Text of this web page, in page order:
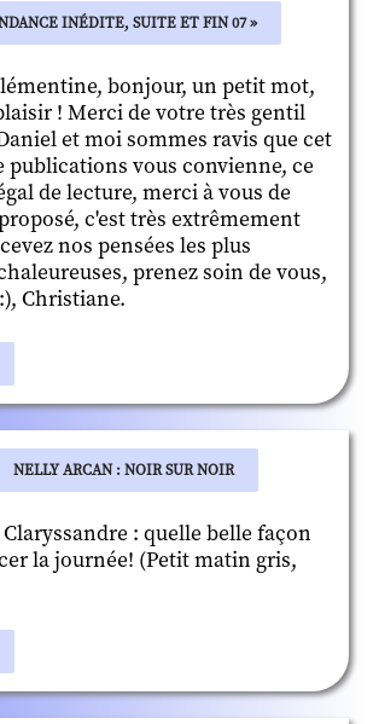
INÉDITE, SUITE ET FIN 07 »
bonjour, un petit mot,
! Merci de votre très gentil
et moi sommes ravis que cet
publications vous convienne, ce
de lecture, merci à vous de
c'est très extrêmement
nos pensées les plus
prenez soin de vous,
Christiane.
NELLY ARCAN : NOIR SUR NOIR
: quelle belle façon
la journée! (Petit matin gris,